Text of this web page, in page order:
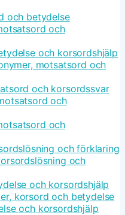
och betydelse
och
och korsordshjälp
motsatsord och
och korsordssvar
och
och
och förklaring
och
och korsordshjälp
korsord och betydelse
och korsordshjälp